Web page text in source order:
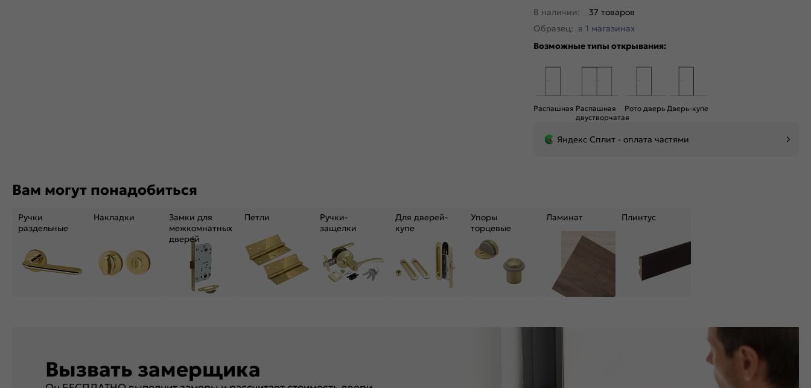
В наличии:
37 товаров
Образец: в 1 магазинах
Возможные типы открывания:
Распашная Распашная
двустворчатая
Рото дверь Дверь-купе
Яндекс Сплит - оплата частями
Вам могут понадобиться
Ручки
раздельные
Накладки
Замки для
межкомнатных
дверей
Петли
Ручки-
защелки
Для дверей-
купе
Упоры
торцевые
Ламинат Плинтус
Вызвать замерщика